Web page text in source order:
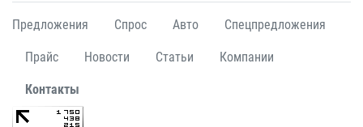
Предложения Спрос Авто Спецпредложения
Прайс Новости Статьи Компании
Контакты